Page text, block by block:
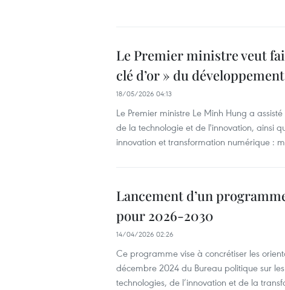
Le Premier ministre veut
clé d’or » du développement
18/05/2026 04:13
Le Premier ministre Le Minh Hung a
de la technologie et de l'innovation, ainsi
innovation et transformation numérique :
Lancement d’un
pour 2026-2030
14/04/2026 02:26
Ce programme vise à concrétiser les
décembre 2024 du Bureau politique sur
technologies, de l’innovation et de la